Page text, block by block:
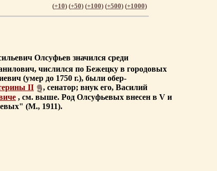
(+10) (+50) (+100) (+500) (+1000)
Олсуфьев значился среди
числился по Бежецку в городовых
(умер до 1750 г.), были обер-
II
, сенатор; внук его, Василий
, см. выше. Род Олсуфьевых внесен в V и
(М., 1911).